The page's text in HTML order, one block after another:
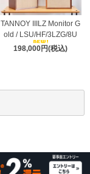
TANNOY IIILZ Monitor G
old / LSU/HF/3LZG/8U
198,000円(税込)